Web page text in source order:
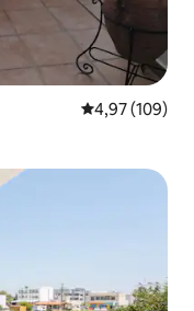
Średnia
4,97 (109)